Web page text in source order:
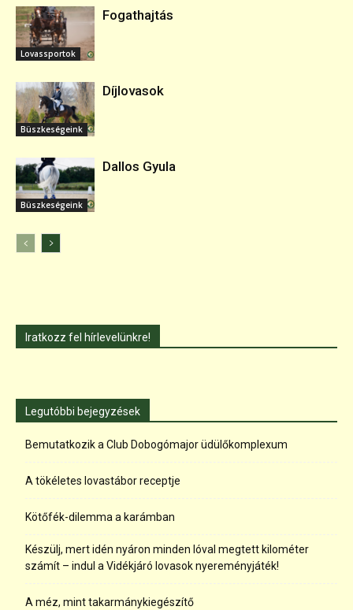
Lovassportok
Fogathajtás
Büszkeségeink
Díjlovasok
Büszkeségeink
Dallos Gyula
Iratkozz fel hírlevelünkre!
Legutóbbi bejegyzések
Bemutatkozik a Club Dobogómajor üdülőkomplexum
A tökéletes lovastábor receptje
Kötőfék-dilemma a karámban
Készülj, mert idén nyáron minden lóval megtett kilométer
számít – indul a Vidékjáró lovasok nyereményjáték!
A méz, mint takarmánykiegészítő